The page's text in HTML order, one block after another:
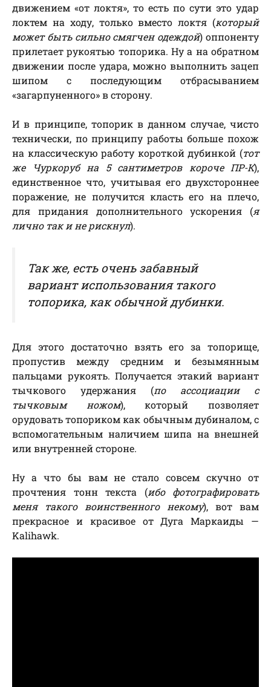
движением «от локтя», то есть по сути это удар
локтем на ходу, только вместо локтя (который
может быть сильно смягчен одеждой) оппоненту
прилетает рукоятью топорика. Ну а на обратном
движении после удара, можно выполнить зацеп
шипом с последующим отбрасыванием
«загарпуненного» в сторону.
И в принципе, топорик в данном случае, чисто
технически, по принципу работы больше похож
на классическую работу короткой дубинкой (тот
же Чуркоруб на 5 сантиметров короче ПР-К),
единственное что, учитывая его двухстороннее
поражение, не получится класть его на плечо,
для придания дополнительного ускорения (я
лично так и не рискнул).
Так же, есть очень забавный
вариант использования такого
топорика, как обычной дубинки.
Для этого достаточно взять его за топорище,
пропустив между средним и безымянным
пальцами рукоять. Получается этакий вариант
тычкового удержания (по ассоциации с
тычковым ножом), который позволяет
орудовать топориком как обычным дубиналом, с
вспомогательным наличием шипа на внешней
или внутренней стороне.
Ну а что бы вам не стало совсем скучно от
прочтения тонн текста (ибо фотографировать
меня такого воинственного некому), вот вам
прекрасное и красивое от Дуга Маркаиды —
Kalihawk.